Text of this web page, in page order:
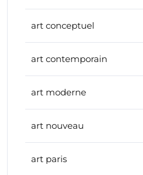
art conceptuel
art contemporain
art moderne
art nouveau
art paris